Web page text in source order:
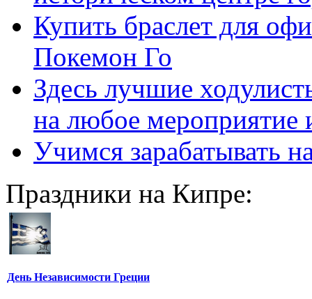
Купить браслет для
Покемон Го
Здесь лучшие
на любое мероприятие
Учимся зарабатывать
Праздники на Кипре:
День Независимости Греции